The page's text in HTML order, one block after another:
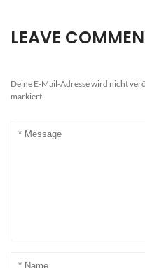
LEAVE
Deine E-Mail-Adresse wird nicht
markiert